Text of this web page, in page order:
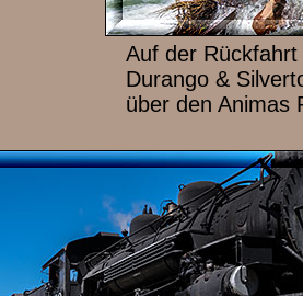
Auf der
Durango &
über den Animas